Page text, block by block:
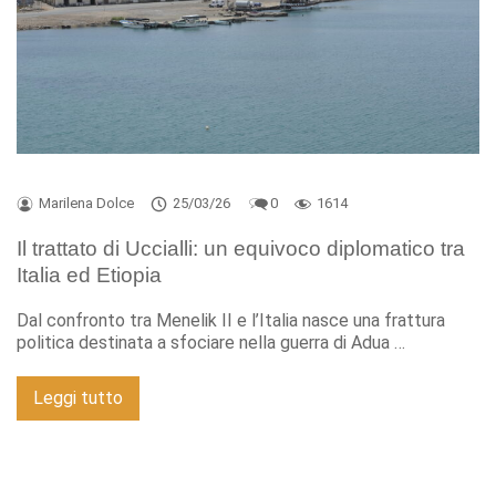
Marilena Dolce 25/03/26 0 1614
Il trattato di Uccialli: un equivoco diplomatico tra
Italia ed Etiopia
Dal confronto tra Menelik II e l’Italia nasce una frattura
politica destinata a sfociare nella guerra di Adua …
Leggi tutto